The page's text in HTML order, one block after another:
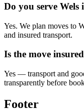
Do you serve
Yes. We plan moves to
and insured transport.
Is the move
Yes — transport and
transparently before
Footer